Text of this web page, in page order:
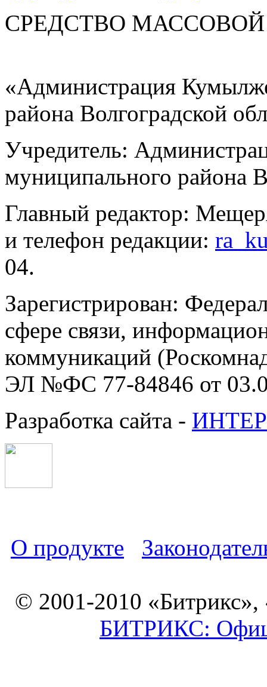
СРЕДСТВО
«Администрация
района Волгоградской
Учредитель:
муниципального района
Главный редактор:
и телефон редакции:
04.
Зарегистрирован:
сфере связи,
коммуникаций
ЭЛ №ФС 77-84846 от
Разработка сайта -
О продукте
© 2001-2010 «Битрикс»,
БИТРИКС: